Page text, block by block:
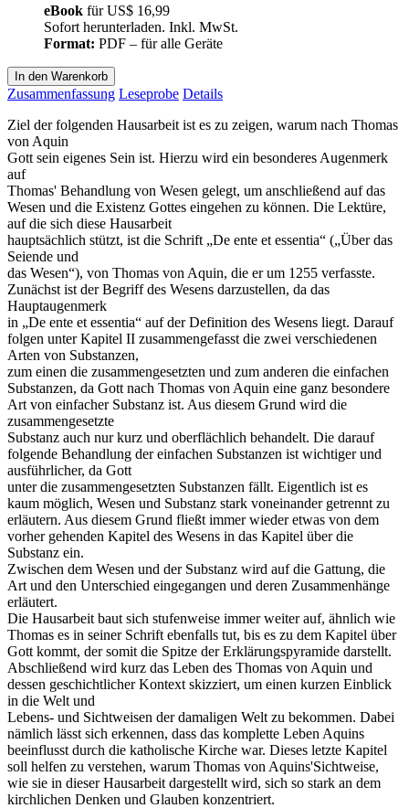
eBook fürUS$ 16,99
Sofort herunterladen. Inkl. MwSt.
Format: PDF – für alle Geräte
In den Warenkorb
Zusammenfassung Leseprobe Details
Ziel der folgenden Hausarbeit ist es zu zeigen, warum nach Thomas
von Aquin
Gott sein eigenes Sein ist. Hierzu wird ein besonderes Augenmerk
auf
Thomas' Behandlung von Wesen gelegt, um anschließend auf das
Wesen und die Existenz Gottes eingehen zu können. Die Lektüre,
auf die sich diese Hausarbeit
hauptsächlich stützt, ist die Schrift „De ente et essentia“ („Über das
Seiende und
das Wesen“), von Thomas von Aquin, die er um 1255 verfasste.
Zunächst ist der Begriff des Wesens darzustellen, da das
Hauptaugenmerk
in „De ente et essentia“ auf der Definition des Wesens liegt. Darauf
folgen unter Kapitel II zusammengefasst die zwei verschiedenen
Arten von Substanzen,
zum einen die zusammengesetzten und zum anderen die einfachen
Substanzen, da Gott nach Thomas von Aquin eine ganz besondere
Art von einfacher Substanz ist. Aus diesem Grund wird die
zusammengesetzte
Substanz auch nur kurz und oberflächlich behandelt. Die darauf
folgende Behandlung der einfachen Substanzen ist wichtiger und
ausführlicher, da Gott
unter die zusammengesetzten Substanzen fällt. Eigentlich ist es
kaum möglich, Wesen und Substanz stark voneinander getrennt zu
erläutern. Aus diesem Grund fließt immer wieder etwas von dem
vorher gehenden Kapitel des Wesens in das Kapitel über die
Substanz ein.
Zwischen dem Wesen und der Substanz wird auf die Gattung, die
Art und den Unterschied eingegangen und deren Zusammenhänge
erläutert.
Die Hausarbeit baut sich stufenweise immer weiter auf, ähnlich wie
Thomas es in seiner Schrift ebenfalls tut, bis es zu dem Kapitel über
Gott kommt, der somit die Spitze der Erklärungspyramide darstellt.
Abschließend wird kurz das Leben des Thomas von Aquin und
dessen geschichtlicher Kontext skizziert, um einen kurzen Einblick
in die Welt und
Lebens- und Sichtweisen der damaligen Welt zu bekommen. Dabei
nämlich lässt sich erkennen, dass das komplette Leben Aquins
beeinflusst durch die katholische Kirche war. Dieses letzte Kapitel
soll helfen zu verstehen, warum Thomas von Aquins'Sichtweise,
wie sie in dieser Hausarbeit dargestellt wird, sich so stark an dem
kirchlichen Denken und Glauben konzentriert.